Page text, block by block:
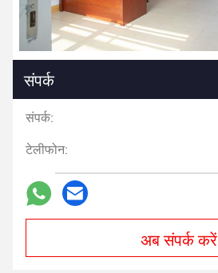
संपर्क
संपर्क:
टेलीफोन:
अब संपर्क करें